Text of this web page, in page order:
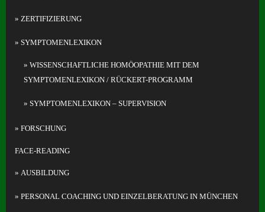
ZERTIFIZIERUNG
SYMPTOMENLEXIKON
WISSENSCHAFTLICHE HOMÖOPATHIE MIT DEM
SYMPTOMENLEXIKON / RÜCKERT-PROGRAMM
SYMPTOMENLEXIKON – SUPERVISION
FORSCHUNG
FACE-READING
AUSBILDUNG
PERSONAL COACHING UND EINZELBERATUNG IN MÜNCHEN